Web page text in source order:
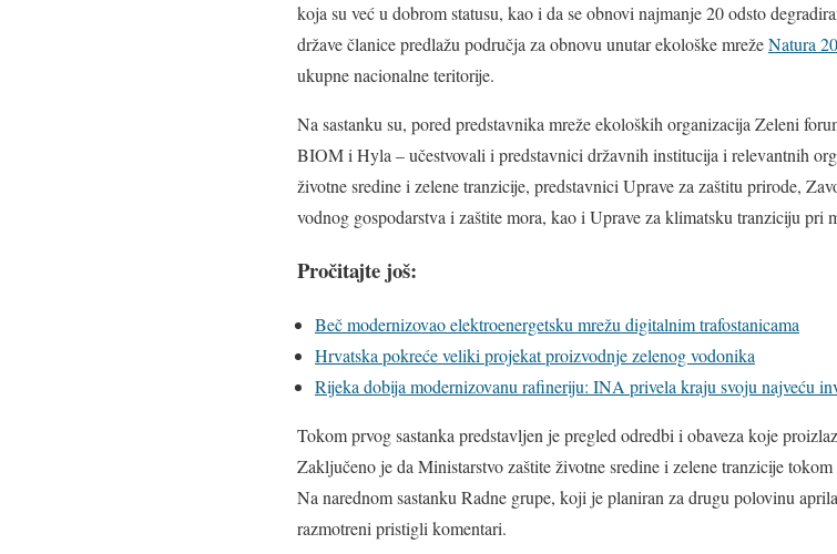
koja su već u dobrom statusu, kao i da se obnovi najmanje 20 odsto
države članice predlažu područja za obnovu unutar ekološke mrežeNatura
ukupne nacionalne teritorije.
Na sastanku su, pored predstavnika mreže ekoloških organizacija Zeleni
BIOM i Hyla – učestvovali i predstavnici državnih institucija i relevantnih
životne sredine i zelene tranzicije, predstavnici Uprave za zaštitu prirode,
vodnog gospodarstva i zaštite mora, kao i Uprave za klimatsku tranziciju pri
Pročitajte još:
Beč modernizovao elektroenergetsku mrežu digitalnim trafostanicama
Hrvatska pokreće veliki projekat proizvodnje zelenog vodonika
Rijeka dobija modernizovanu rafineriju: INA privela kraju svoju najveću
Tokom prvog sastanka predstavljen je pregled odredbi i obaveza koje
Zaključeno je da Ministarstvo zaštite životne sredine i zelene tranzicije
Na narednom sastanku Radne grupe, koji je planiran za drugu polovinu
razmotreni pristigli komentari.